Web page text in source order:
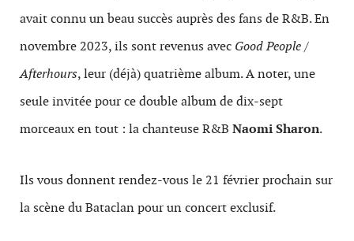
avait connu un beau succès auprès des fans de R&B. En
novembre 2023, ils sont revenus avec Good People /
Afterhours, leur (déjà) quatrième album. A noter, une
seule invitée pour ce double album de dix-sept
morceaux en tout : la chanteuse R&B Naomi Sharon.
Ils vous donnent rendez-vous le 21 février prochain sur
la scène du Bataclan pour un concert exclusif.